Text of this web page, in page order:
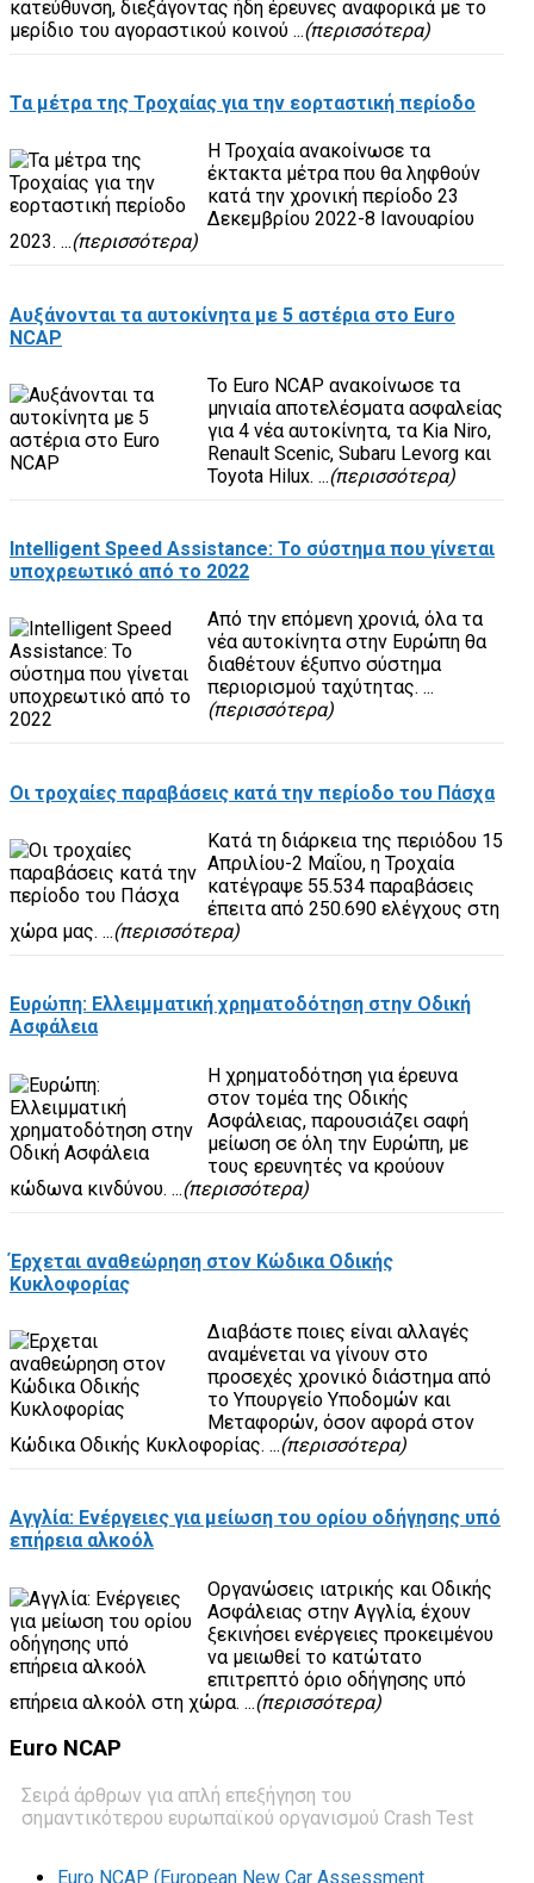
κατεύθυνση, διεξάγοντας ήδη έρευνες αναφορικά με το
μερίδιο του αγοραστικού κοινού ...(περισσότερα)
Τα μέτρα της Τροχαίας για την εορταστική περίοδο
Η Τροχαία ανακοίνωσε τα
έκτακτα μέτρα που θα ληφθούν
κατά την χρονική περίοδο 23
Δεκεμβρίου 2022-8 Ιανουαρίου
2023. ...(περισσότερα)
Αυξάνονται τα αυτοκίνητα με 5 αστέρια στο Euro
NCAP
Το Euro NCAP ανακοίνωσε τα
μηνιαία αποτελέσματα ασφαλείας
για 4 νέα αυτοκίνητα, τα Kia Niro,
Renault Scenic, Subaru Levorg και
Toyota Hilux. ...(περισσότερα)
Intelligent Speed Assistance: Το σύστημα που γίνεται
υποχρεωτικό από το 2022
Από την επόμενη χρονιά, όλα τα
νέα αυτοκίνητα στην Ευρώπη θα
διαθέτουν έξυπνο σύστημα
περιορισμού ταχύτητας. ...
(περισσότερα)
Οι τροχαίες παραβάσεις κατά την περίοδο του Πάσχα
Κατά τη διάρκεια της περιόδου 15
Απριλίου-2 Μαΐου, η Τροχαία
κατέγραψε 55.534 παραβάσεις
έπειτα από 250.690 ελέγχους στη
χώρα μας. ...(περισσότερα)
Ευρώπη: Ελλειμματική χρηματοδότηση στην Οδική
Ασφάλεια
Η χρηματοδότηση για έρευνα
στον τομέα της Οδικής
Ασφάλειας, παρουσιάζει σαφή
μείωση σε όλη την Ευρώπη, με
τους ερευνητές να κρούουν
κώδωνα κινδύνου. ...(περισσότερα)
Έρχεται αναθεώρηση στον Κώδικα Οδικής
Κυκλοφορίας
Διαβάστε ποιες είναι αλλαγές
αναμένεται να γίνουν στο
προσεχές χρονικό διάστημα από
το Υπουργείο Υποδομών και
Μεταφορών, όσον αφορά στον
Κώδικα Οδικής Κυκλοφορίας. ...(περισσότερα)
Αγγλία: Ενέργειες για μείωση του ορίου οδήγησης υπό
επήρεια αλκοόλ
Οργανώσεις ιατρικής και Οδικής
Ασφάλειας στην Αγγλία, έχουν
ξεκινήσει ενέργειες προκειμένου
να μειωθεί το κατώτατο
επιτρεπτό όριο οδήγησης υπό
επήρεια αλκοόλ στη χώρα. ...(περισσότερα)
Euro NCAP
Σειρά άρθρων για απλή επεξήγηση του
σημαντικότερου ευρωπαϊκού οργανισμού Crash Test
Euro NCAP (European New Car Assessment